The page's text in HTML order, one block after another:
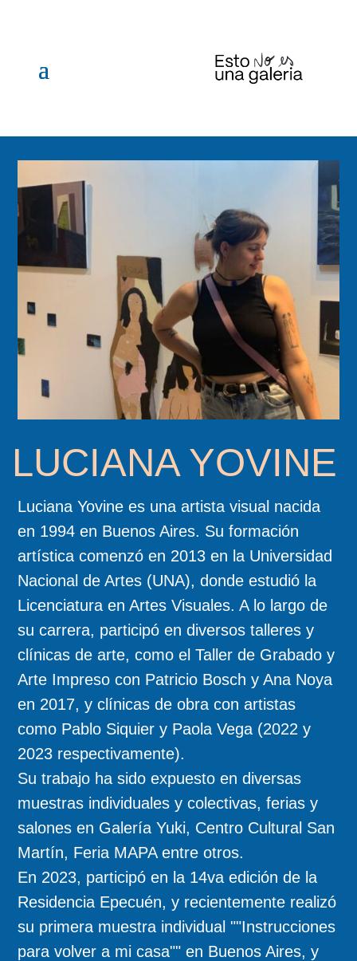
LUCIANA YOVINE
Luciana Yovine es una artista visual nacida
en 1994 en Buenos Aires. Su formación
artística comenzó en 2013 en la Universidad
Nacional de Artes (UNA), donde estudió la
Licenciatura en Artes Visuales. A lo largo de
su carrera, participó en diversos talleres y
clínicas de arte, como el Taller de Grabado y
Arte Impreso con Patricio Bosch y Ana Noya
en 2017, y clínicas de obra con artistas
como Pablo Siquier y Paola Vega (2022 y
2023 respectivamente).
Su trabajo ha sido expuesto en diversas
muestras individuales y colectivas, ferias y
salones en Galería Yuki, Centro Cultural San
Martín, Feria MAPA entre otros.
En 2023, participó en la 14va edición de la
Residencia Epecuén, y recientemente realizó
su primera muestra individual ""Instrucciones
para volver a mi casa"" en Buenos Aires, y